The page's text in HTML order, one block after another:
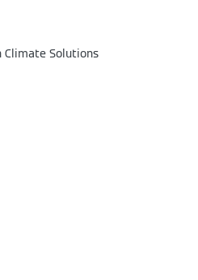
Climate Solutions